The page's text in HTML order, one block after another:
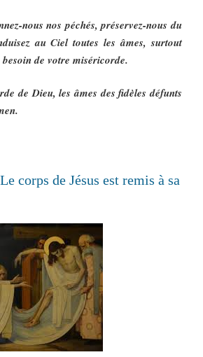
nous nos péchés, préservez-nous du
au Ciel toutes les âmes, surtout
de votre miséricorde.
de Dieu, les âmes des fidèles défunts
corps de Jésus est remis à sa